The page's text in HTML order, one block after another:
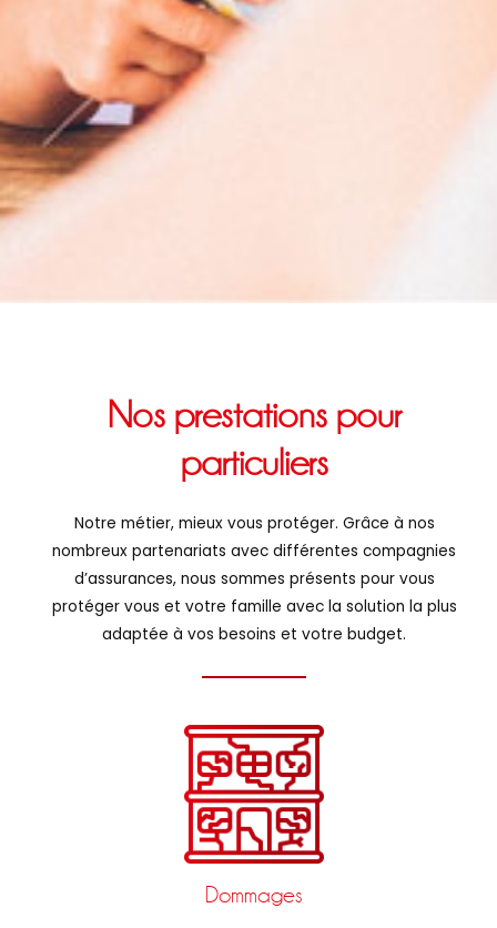
Nos prestations pour
particuliers
Notre métier, mieux vous protéger. Grâce à nos
nombreux partenariats avec différentes compagnies
d’assurances, nous sommes présents pour vous
protéger vous et votre famille avec la solution la plus
adaptée à vos besoins et votre budget.
Dommages